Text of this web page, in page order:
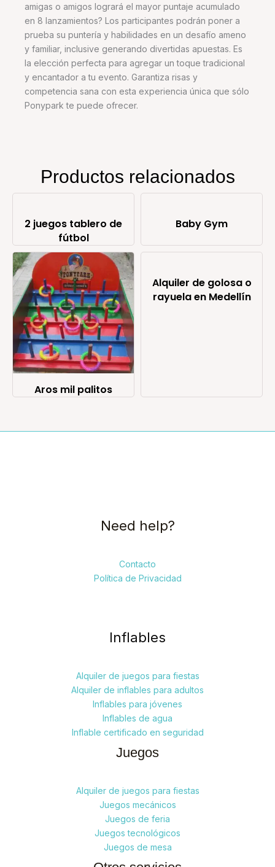
amigas o amigos logrará el mayor puntaje acumulado
en 8 lanzamientos? Los participantes podrán poner a
prueba su puntería y habilidades en un desafío ameno
y familiar, inclusive generando divertidas apuestas. Es
la elección perfecta para agregar un toque tradicional
y encantador a tu evento. Garantiza risas y
competencia sana con esta experiencia única que sólo
Ponypark te puede ofrecer.
Productos relacionados
2 juegos tablero de
fútbol
Baby Gym
Aros mil palitos
Alquiler de golosa o
rayuela en Medellín
Need help?
Contacto
Política de Privacidad
Inflables
Alquiler de juegos para fiestas
Alquiler de inflables para adultos
Inflables para jóvenes
Inflables de agua
Inflable certificado en seguridad
Juegos
Alquiler de juegos para fiestas
Juegos mecánicos
Juegos de feria
Juegos tecnológicos
Juegos de mesa